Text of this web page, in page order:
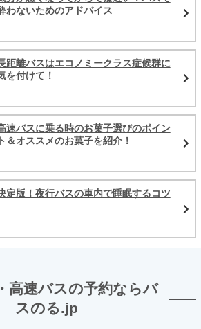
わないためのアドバイス
距離バスはエコノミークラス症候群に
を付けて！
速バスに乗る時のお菓子選びのポイン
ト＆オススメのお菓子を紹介！
定版！夜行バスの車内で睡眠するコツ
高速バスの予約ならバ
スのる.jp